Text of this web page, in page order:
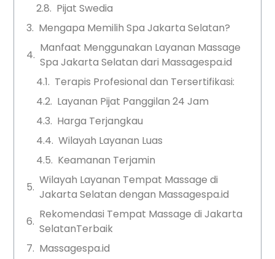
Pijat Swedia
Mengapa Memilih Spa Jakarta Selatan?
Manfaat Menggunakan Layanan Massage
Spa Jakarta Selatan dari Massagespa.id
Terapis Profesional dan Tersertifikasi:
Layanan Pijat Panggilan 24 Jam
Harga Terjangkau
Wilayah Layanan Luas
Keamanan Terjamin
Wilayah Layanan Tempat Massage di
Jakarta Selatan dengan Massagespa.id
Rekomendasi Tempat Massage di Jakarta
SelatanTerbaik
Massagespa.id